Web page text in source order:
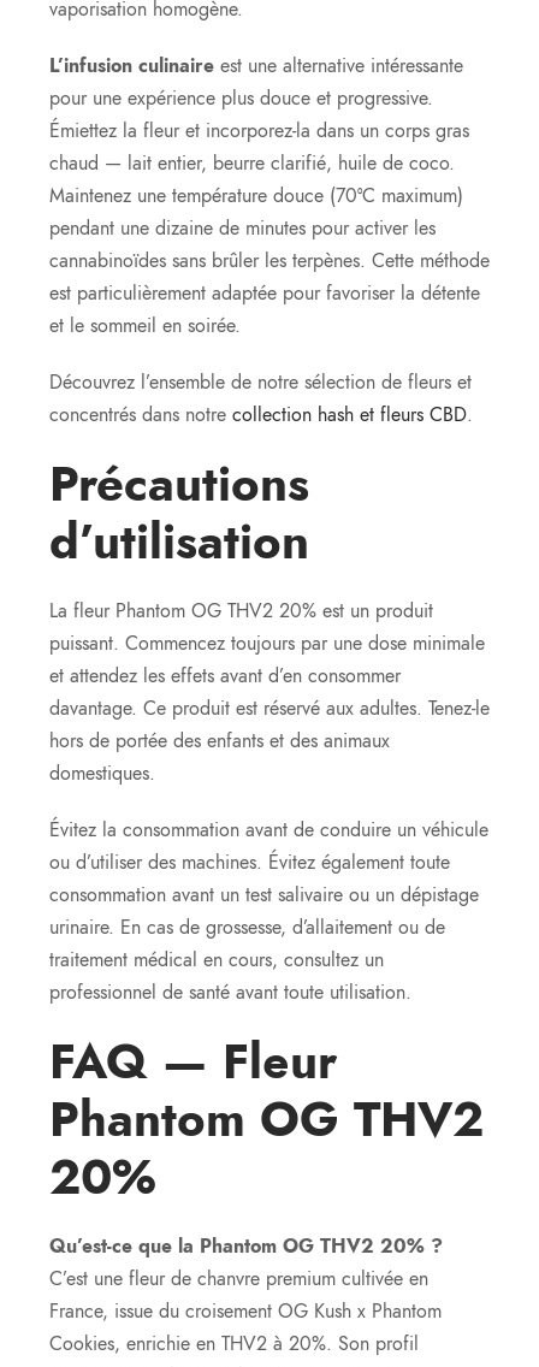
vaporisation homogène.
L’infusion culinaire est une alternative intéressante
pour une expérience plus douce et progressive.
Émiettez la fleur et incorporez-la dans un corps gras
chaud — lait entier, beurre clarifié, huile de coco.
Maintenez une température douce (70°C maximum)
pendant une dizaine de minutes pour activer les
cannabinoïdes sans brûler les terpènes. Cette méthode
est particulièrement adaptée pour favoriser la détente
et le sommeil en soirée.
Découvrez l’ensemble de notre sélection de fleurs et
concentrés dans notre collection hash et fleurs CBD.
Précautions
d’utilisation
La fleur Phantom OG THV2 20% est un produit
puissant. Commencez toujours par une dose minimale
et attendez les effets avant d’en consommer
davantage. Ce produit est réservé aux adultes. Tenez-le
hors de portée des enfants et des animaux
domestiques.
Évitez la consommation avant de conduire un véhicule
ou d’utiliser des machines. Évitez également toute
consommation avant un test salivaire ou un dépistage
urinaire. En cas de grossesse, d’allaitement ou de
traitement médical en cours, consultez un
professionnel de santé avant toute utilisation.
FAQ — Fleur
Phantom OG THV2
20%
Qu’est-ce que la Phantom OG THV2 20% ?
C’est une fleur de chanvre premium cultivée en
France, issue du croisement OG Kush x Phantom
Cookies, enrichie en THV2 à 20%. Son profil